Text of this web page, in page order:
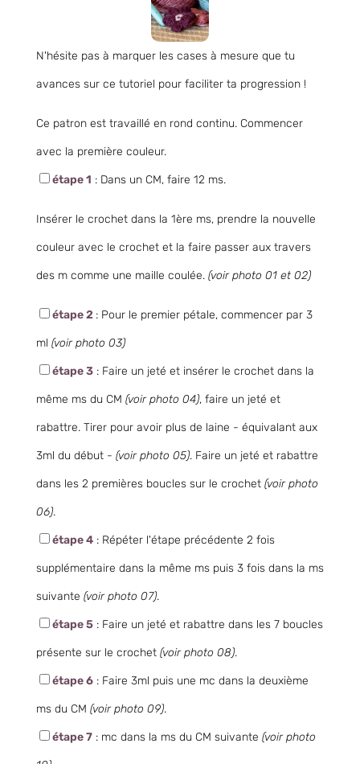
N'hésite pas à marquer les cases à mesure que tu
avances sur ce tutoriel pour faciliter ta progression !
Ce patron est travaillé en rond continu. Commencer
avec la première couleur.
étape 1 : Dans un CM, faire 12 ms.
Insérer le crochet dans la 1ère ms, prendre la nouvelle
couleur avec le crochet et la faire passer aux travers
des m comme une maille coulée. (voir photo 01 et 02)
étape 2 : Pour le premier pétale, commencer par 3
ml (voir photo 03)
étape 3: Faire un jeté et insérer le crochet dans la
même ms du CM (voir photo 04), faire un jeté et
rabattre. Tirer pour avoir plus de laine - équivalant aux
3ml du début - (voir photo 05). Faire un jeté et rabattre
dans les 2 premières boucles sur le crochet (voir photo
06).
étape 4: Répéter l'étape précédente 2 fois
supplémentaire dans la même ms puis 3 fois dans la ms
suivante (voir photo 07).
étape 5: Faire un jeté et rabattre dans les 7 boucles
présente sur le crochet (voir photo 08).
étape 6: Faire 3ml puis une mc dans la deuxième
ms du CM (voir photo 09).
étape 7: mc dans la ms du CM suivante (voir photo